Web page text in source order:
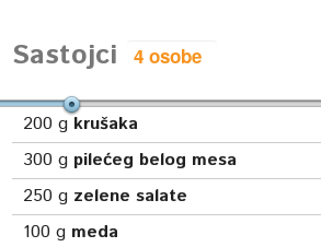
Sastojci
200 g krušaka
300 g pilećeg belog mesa
250 g zelene salate
100 g meda